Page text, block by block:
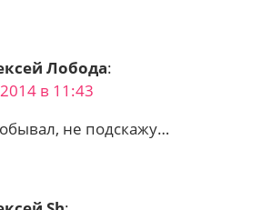
Лобода:
в 11:43
не подскажу…